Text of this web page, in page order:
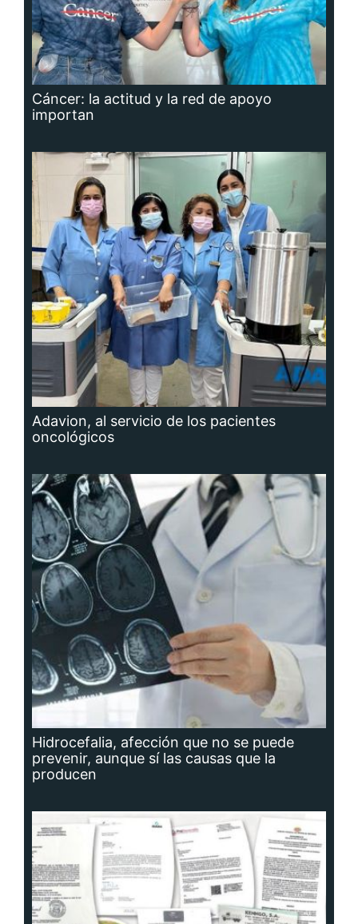
Cáncer: la actitud y la red de apoyo
importan
Adavion, al servicio de los pacientes
oncológicos
Hidrocefalia, afección que no se puede
prevenir, aunque sí las causas que la
producen